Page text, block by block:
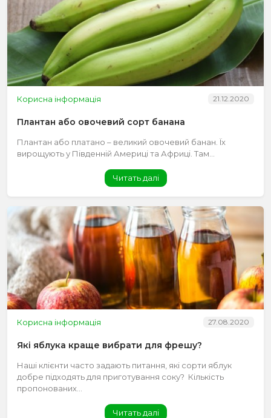
Корисна інформація 21.12.2020
Плантан або овочевий сорт банана
Плантан або платано – великий овочевий банан. Їх
вирощують у Південній Америці та Африці. Там...
Читать далі
Корисна інформація 27.08.2020
Які яблука краще вибрати для фрешу?
Наші клієнти часто задають питання, які сорти яблук
добре підходять для приготування соку? Кількість
пропонованих...
Читать далі